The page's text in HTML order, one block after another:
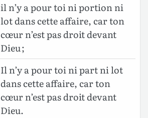
il n’y a pour toi ni portion ni
lot dans cette affaire, car ton
cœur n’est pas droit devant
Dieu ;
Il n’y a pour toi ni part ni lot
dans cette affaire, car ton
cœur n’est pas droit devant
Dieu.